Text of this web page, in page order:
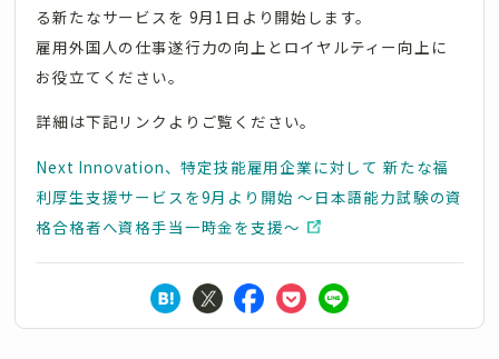
る新たなサービスを 9月1日より開始します。
雇用外国人の仕事遂行力の向上とロイヤルティー向上に
お役立てください。
詳細は下記リンクよりご覧ください。
Next Innovation、特定技能雇用企業に対して 新たな福
利厚生支援サービスを9月より開始 ～日本語能力試験の資
格合格者へ資格手当一時金を支援～